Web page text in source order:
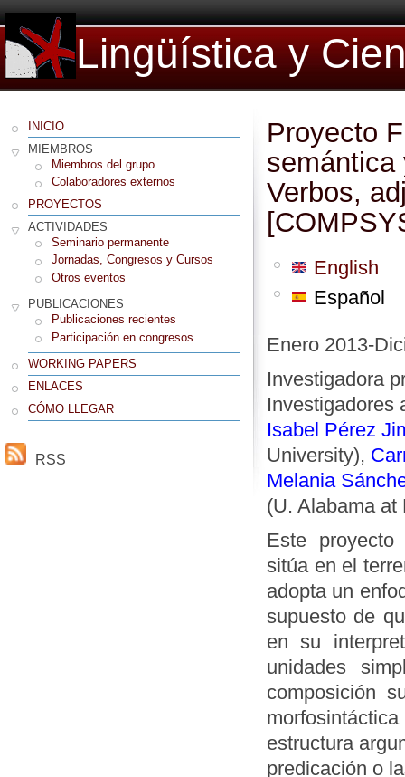
Lingüística y
INICIO
MIEMBROS
Miembros del grupo
Colaboradores externos
PROYECTOS
ACTIVIDADES
Seminario permanente
Jornadas, Congresos y Cursos
Otros eventos
PUBLICACIONES
Publicaciones recientes
Participación en congresos
WORKING PAPERS
ENLACES
CÓMO LLEGAR
RSS
Proyecto
semántica
Verbos,
English
Español
Enero 2013-
Investigadora
Investigadores
Isabel Pérez
University),
Melania
(U. Alabama at
Este proyecto
sitúa en el
adopta un
supuesto de
en su
unidades
composición
estructura
predicación o